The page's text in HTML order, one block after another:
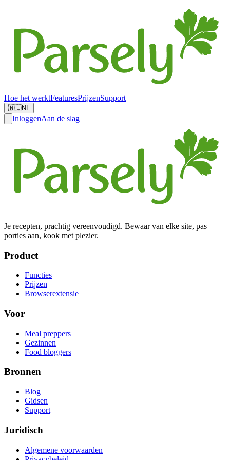
Hoe het werktFeaturesPrijzenSupport
🇳🇱NL
InloggenAan de slag
Je recepten, prachtig vereenvoudigd. Bewaar van elke site, pas
porties aan, kook met plezier.
Product
Functies
Prijzen
Browserextensie
Voor
Meal preppers
Gezinnen
Food bloggers
Bronnen
Blog
Gidsen
Support
Juridisch
Algemene voorwaarden